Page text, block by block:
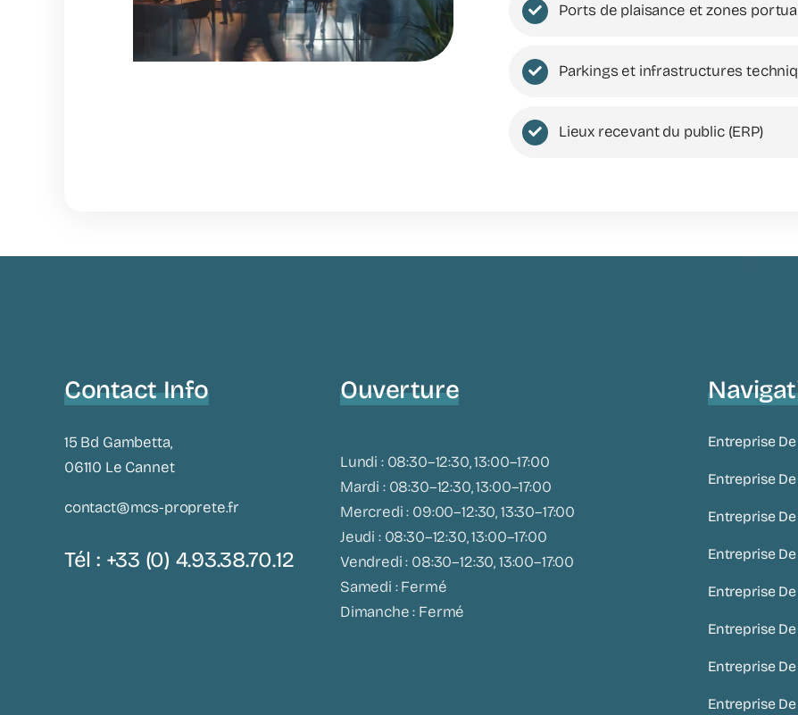
Ports de plaisance et zones
Parkings et infrastructures
Lieux recevant du public (ERP)
Contact Info
15 Bd Gambetta,
06110 Le Cannet
contact@mcs-proprete.fr
Tél : +33 (0) 4.93.38.70.12
Ouverture
Lundi : 08:30–12:30, 13:00–17:00
Mardi : 08:30–12:30, 13:00–17:00
Mercredi : 09:00–12:30, 13:30–17:00
Jeudi : 08:30–12:30, 13:00–17:00
Vendredi : 08:30–12:30, 13:00–17:00
Samedi : Fermé
Dimanche : Fermé
Entreprise
Entreprise
Entreprise
Entreprise
Entreprise
Entreprise
Entreprise
Entreprise